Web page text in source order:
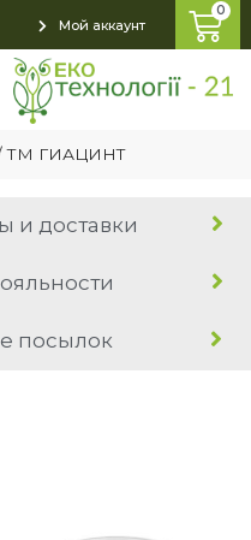
Мой аккаунт
ТМ ГИАЦИНТ
и доставки
посылок